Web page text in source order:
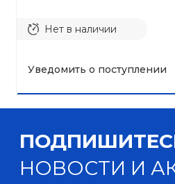
Нет в наличии
Уведомить о поступлении
НОВОСТИ И